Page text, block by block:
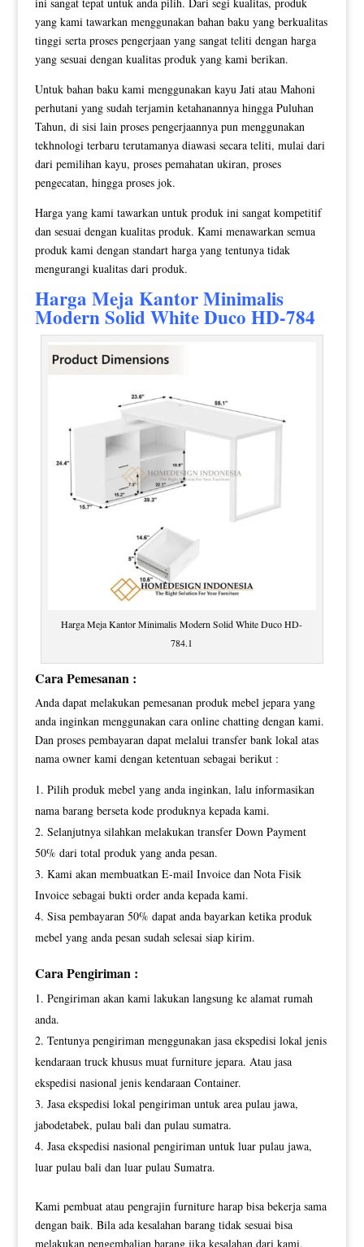
yang kami tawarkan menggunakan bahan baku yang berkualitas
tinggi serta proses pengerjaan yang sangat teliti dengan harga
yang sesuai dengan kualitas produk yang kami berikan.
Untuk bahan baku kami menggunakan kayu Jati atau Mahoni
perhutani yang sudah terjamin ketahanannya hingga Puluhan
Tahun, di sisi lain proses pengerjaannya pun menggunakan
tekhnologi terbaru terutamanya diawasi secara teliti, mulai dari
dari pemilihan kayu, proses pemahatan ukiran, proses
pengecatan, hingga proses jok.
Harga yang kami tawarkan untuk produk ini sangat kompetitif
dan sesuai dengan kualitas produk. Kami menawarkan semua
produk kami dengan standart harga yang tentunya tidak
mengurangi kualitas dari produk.
Harga Meja Kantor Minimalis
ModernSolid White Duco HD-784
Harga Meja Kantor Minimalis Modern Solid White Duco HD-
784.1
Cara Pemesanan :
Anda dapat melakukan pemesanan produk mebel jepara yang
anda inginkan menggunakan cara online chatting dengan kami.
Dan proses pembayaran dapat melalui transfer bank lokal atas
nama owner kami dengan ketentuan sebagai berikut :
Pilih produk mebel yang anda inginkan, lalu informasikan
nama barang berseta kode produknya kepada kami.
Selanjutnya silahkan melakukan transfer Down Payment
50% dari total produk yang anda pesan.
Kami akan membuatkan E-mail Invoice dan Nota Fisik
Invoice sebagai bukti order anda kepada kami.
Sisa pembayaran 50% dapat anda bayarkan ketika produk
mebel yang anda pesan sudah selesai siap kirim.
Cara Pengiriman :
Pengiriman akan kami lakukan langsung ke alamat rumah
anda.
Tentunya pengiriman menggunakan jasa ekspedisi lokal jenis
kendaraan truck khusus muat furniture jepara. Atau jasa
ekspedisi nasional jenis kendaraan Container.
Jasa ekspedisi lokal pengiriman untuk area pulau jawa,
jabodetabek, pulau bali dan pulau sumatra.
Jasa ekspedisi nasional pengiriman untuk luar pulau jawa,
luar pulau bali dan luar pulau Sumatra.
Kami pembuat atau pengrajin furniture harap bisa bekerja sama
dengan baik. Bila ada kesalahan barang tidak sesuai bisa
melakukan pengembalian barang jika kesalahan dari kami,